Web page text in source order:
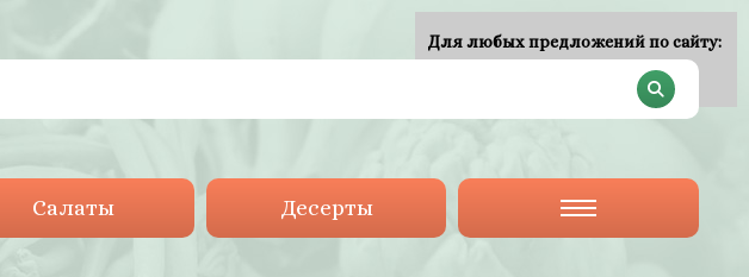
Салаты Десерты
Для любых предложений по сайту: